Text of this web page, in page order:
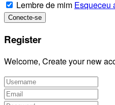
Lembre de mim Esqueceu
Register
Welcome, Create your new